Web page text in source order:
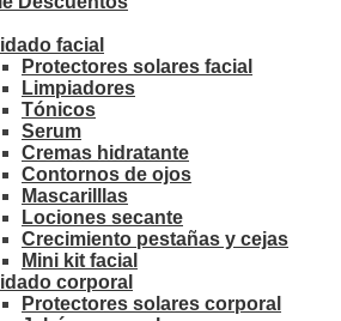
facial
Protectores solares facial
Limpiadores
Tónicos
Serum
Cremas hidratante
Contornos de ojos
Mascarilllas
Lociones secante
Crecimiento pestañas y cejas
Mini kit facial
corporal
Protectores solares corporal